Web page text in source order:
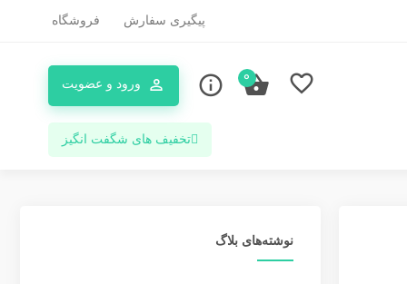
پیگیری سفارش فروشگاه
ورود و عضویت 0
تخفیف های شگفت انگیز
نوشته‌های بلاگ